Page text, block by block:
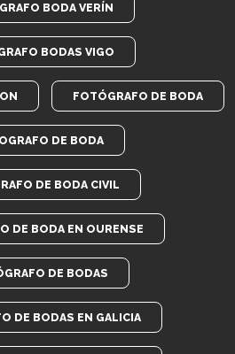
BODA VERÍN
BODAS VIGO
FOTÓGRAFO DE BODA
DE BODA
DE BODA CIVIL
DE BODA EN OURENSE
DE BODAS
DE BODAS EN GALICIA